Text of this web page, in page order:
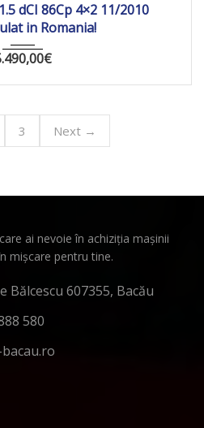
dCI 86Cp 4×2 11/2010
in Romania!
€
3 Next →
ai nevoie în achiziția mașinii
mișcare pentru tine.
Bălcescu 607355, Bacău
580